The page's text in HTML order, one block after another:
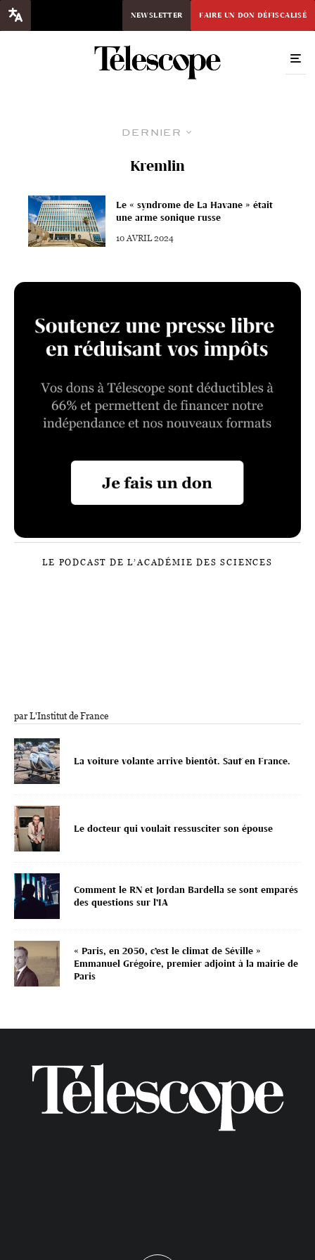
NEWSLETTER FAIRE UN DON DÉFISCALISÉ
Dernier
Kremlin
Le « syndrome de La Havane » était
une arme sonique russe
10 AVRIL 2024
LE PODCAST DE L’ACADÉMIE DES SCIENCES
par L'Institut de France
La voiture volante arrive bientôt. Sauf en France.
Le docteur qui voulait ressusciter son épouse
Comment le RN et Jordan Bardella se sont emparés
des questions sur l’IA
« Paris, en 2050, c’est le climat de Séville »
Emmanuel Grégoire, premier adjoint à la mairie de
Paris